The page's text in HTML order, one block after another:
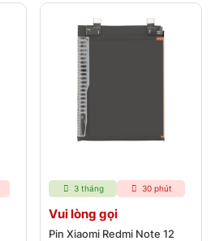
3 tháng 30 phút
Vui lòng gọi
Pin Xiaomi Redmi Note 12